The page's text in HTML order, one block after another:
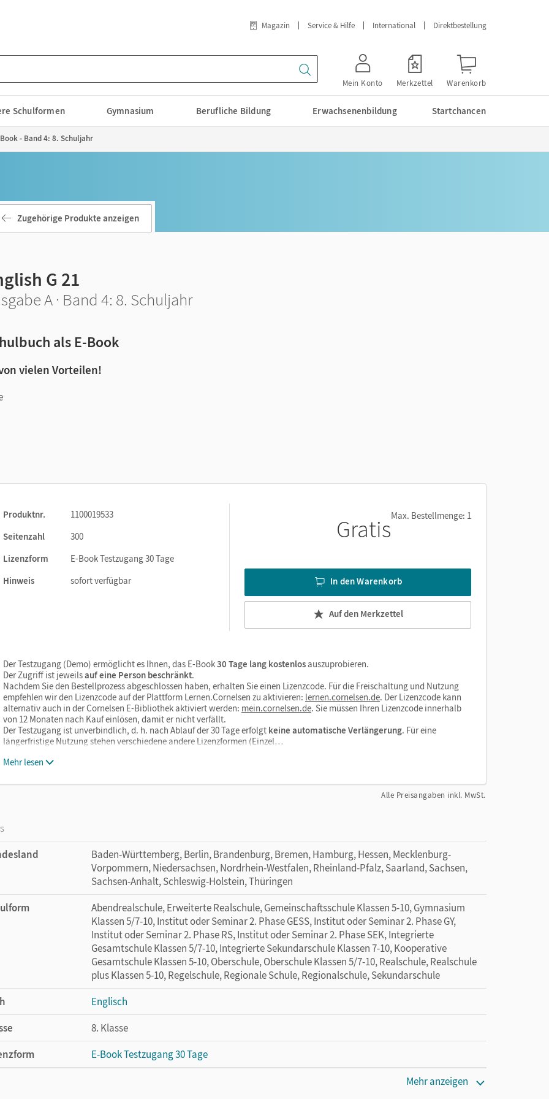
Magazin Service & Hilfe International Direktbestellung
Mein Konto Merkzettel Warenkorb
Schulformen Gymnasium Berufliche Bildung Erwachsenenbildung Startchancen
- Band 4: 8. Schuljahr
Zugehörige Produkte anzeigen
G 21
A · Band 4: 8. Schuljahr
als E-Book
vielen Vorteilen!
Produktnr.
1100019533
Seitenzahl
300
Lizenzform
E-Book Testzugang 30 Tage
Hinweis
sofort verfügbar
GratisMax. Bestellmenge: 1
In den Warenkorb
Auf den Merkzettel
Der Testzugang (Demo) ermöglicht es Ihnen, das E-Book30 Tage lang kostenlosauszuprobieren.
Der Zugriff ist jeweilsauf eine Person beschränkt.
Nachdem Sie den Bestellprozess abgeschlossen haben, erhalten Sie einen Lizenzcode. Für die Freischaltung und Nutzung
empfehlen wir den Lizenzcode auf der Plattform Lernen.Cornelsen zu aktivieren: lernen.cornelsen.de. Der Lizenzcode kann
alternativ auch in der Cornelsen E-Bibliothek aktiviert werden: mein.cornelsen.de. Sie müssen Ihren Lizenzcode innerhalb
von 12 Monaten nach Kauf einlösen, damit er nicht verfällt.
Der Testzugang ist unverbindlich, d. h. nach Ablauf der 30 Tage erfolgt keine automatische Verlängerung. Für eine
längerfristige Nutzung stehen verschiedene andere Lizenzformen (Einzel…
Mehr lesen
Alle Preisangaben inkl. MwSt.
Baden-Württemberg, Berlin, Brandenburg, Bremen, Hamburg, Hessen, Mecklenburg-
Vorpommern, Niedersachsen, Nordrhein-Westfalen, Rheinland-Pfalz, Saarland, Sachsen,
Sachsen-Anhalt, Schleswig-Holstein, Thüringen
Abendrealschule, Erweiterte Realschule, Gemeinschaftsschule Klassen 5-10, Gymnasium
Klassen 5/7-10, Institut oder Seminar 2. Phase GESS, Institut oder Seminar 2. Phase GY,
Institut oder Seminar 2. Phase RS, Institut oder Seminar 2. Phase SEK, Integrierte
Gesamtschule Klassen 5/7-10, Integrierte Sekundarschule Klassen 7-10, Kooperative
Gesamtschule Klassen 5-10, Oberschule, Oberschule Klassen 5/7-10, Realschule, Realschule
plus Klassen 5-10, Regelschule, Regionale Schule, Regionalschule, Sekundarschule
Englisch
8. Klasse
E-Book Testzugang 30 Tage
Mehr anzeigen